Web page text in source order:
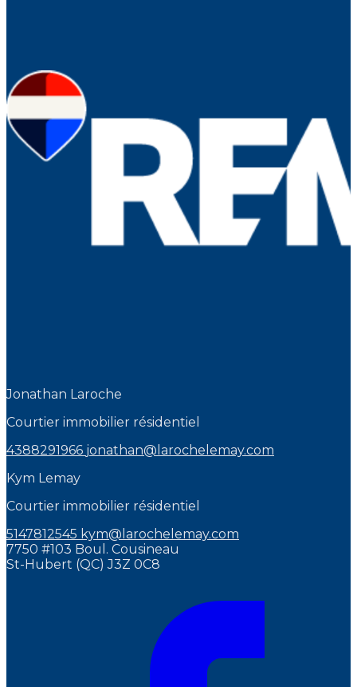
Jonathan Laroche
Courtier immobilier résidentiel
4388291966 jonathan@larochelemay.com
Kym Lemay
Courtier immobilier résidentiel
5147812545 kym@larochelemay.com
7750 #103 Boul. Cousineau
St-Hubert (QC) J3Z 0C8